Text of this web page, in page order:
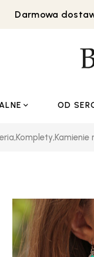
Darmowa
OD
,Komplety,Kamienie